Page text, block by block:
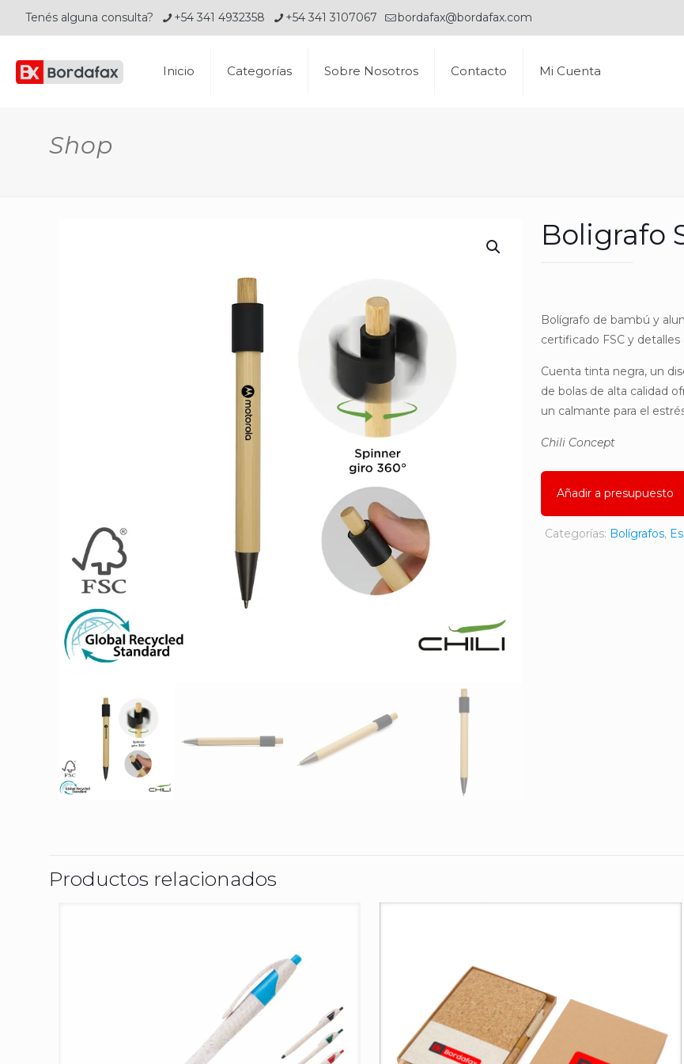
Tenés alguna consulta? +54 341 4932358 +54 341 3107067 bordafax@bordafax.com
Inicio Categorías Sobre Nosotros Contacto Mi Cuenta
Shop
Boligrafo
Bolígrafo de bambú y
certificado FSC y detalles
Cuenta tinta negra, un
de bolas de alta calidad
un calmante para el
Chili Concept
Añadir a presupuesto
Categorías: Bolígrafos,
Productos relacionados